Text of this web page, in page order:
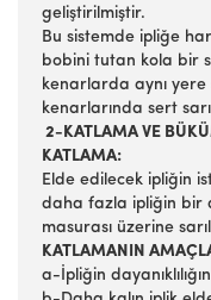
geliştirilmiştir.
Bu sistemde ipliğe
bobini tutan kola bir
kenarlarda aynı yere
kenarlarında sert
2-KATLAMA VE
KATLAMA:
Elde edilecek ipliğin
daha fazla ipliğin bir
masurası üzerine
KATLAMANIN
a-İpliğin